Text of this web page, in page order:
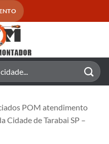
POM atendimento
Cidade de Tarabai SP –